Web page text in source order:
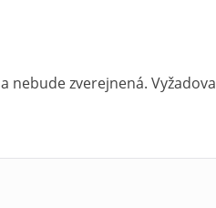
prehliadkou interiéru
nebude zverejnená.